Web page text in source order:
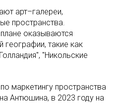
арт–галереи,
пространства.
оказываются
географии, такие как
"Никольские
маркетингу пространства
Антюшина, в 2023 году на